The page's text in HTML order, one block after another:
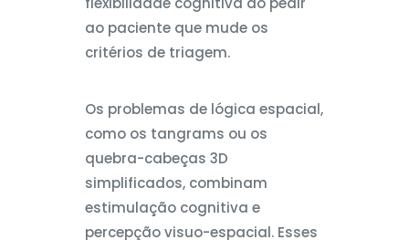
ao paciente que mude os
critérios de triagem.
Os problemas de lógica espacial,
como os tangrams ou os
quebra-cabeças 3D
simplificados, combinam
estimulação cognitiva e
percepção visuo-espacial. Esses